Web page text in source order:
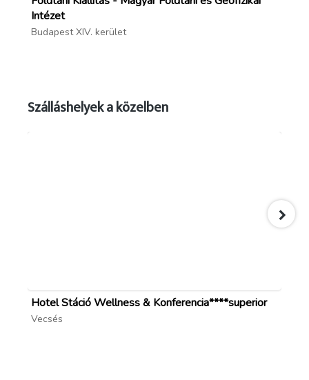
Intézet
Budapest XIV. kerület
Szálláshelyek a közelben
Hotel Stáció Wellness & Konferencia****superior
Vecsés